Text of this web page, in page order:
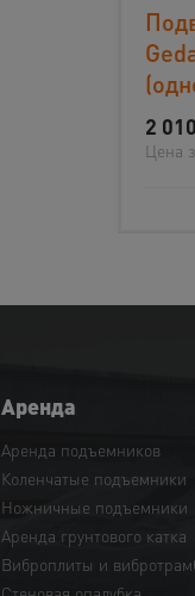
2
Цена
Аренда
Аренда подъемников
Коленчатые подъемники
Ножничные подъемники
Аренда грунтового катка
Виброплиты и